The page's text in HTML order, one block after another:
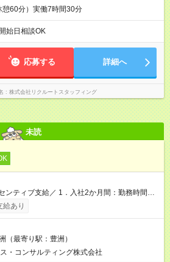
60分）実働7時間30分
日相談OK
応募する 詳細へ
株式会社リクルートスタッフィング
未読
ンティブ支給／ 1．入社2か月間：勤務時間
ティブ 2．入社2か月後：2万円支給します！
交通費支給（月上限3万円） ・万一の残業は1分
本採用時と同じです。
給あり
（最寄り駅：豊洲）
・コンサルティング株式会社